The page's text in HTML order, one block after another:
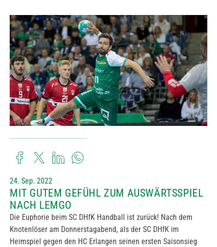
24. Sep. 2022
MIT GUTEM GEFÜHL ZUM AUSWÄRTSSPIEL
NACH LEMGO
Die Euphorie beim SC DHfK Handball ist zurück! Nach dem
Knotenlöser am Donnerstagabend, als der SC DHfK im
Heimspiel gegen den HC Erlangen seinen ersten Saisonsieg